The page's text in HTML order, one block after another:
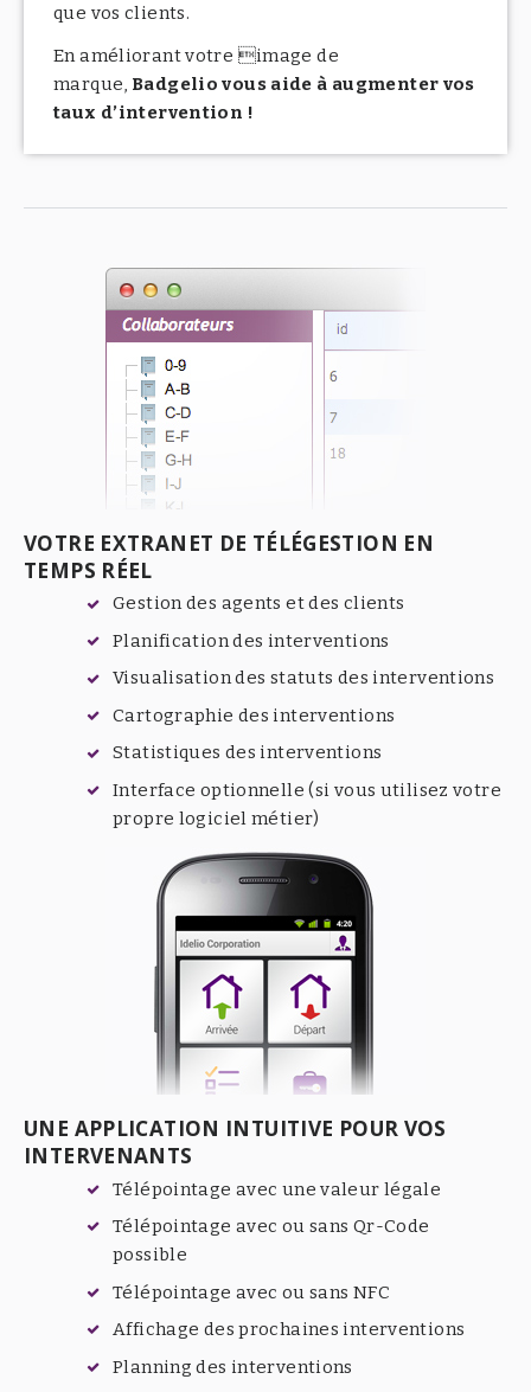
que vos clients.
En améliorant votre image de
marque, Badgelio vous aide à augmenter vos
taux d’intervention !
VOTRE EXTRANET DE TÉLÉGESTION EN
TEMPS RÉEL
Gestion des agents et des clients
Planification des interventions
Visualisation des statuts des interventions
Cartographie des interventions
Statistiques des interventions
Interface optionnelle (si vous utilisez votre
propre logiciel métier)
UNE APPLICATION INTUITIVE POUR VOS
INTERVENANTS
Télépointage avec une valeur légale
Télépointage avec ou sans Qr-Code
possible
Télépointage avec ou sans NFC
Affichage des prochaines interventions
Planning des interventions